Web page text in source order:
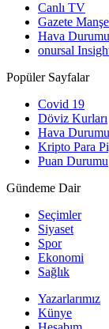
Canlı TV
Gazete
Hava Durumu
onursal
Popüler Sayfalar
Covid 19
Döviz Kurları
Hava Durumu
Kripto Para
Puan Durumu
Gündeme Dair
Seçimler
Siyaset
Spor
Ekonomi
Sağlık
Yazarlarımız
Künye